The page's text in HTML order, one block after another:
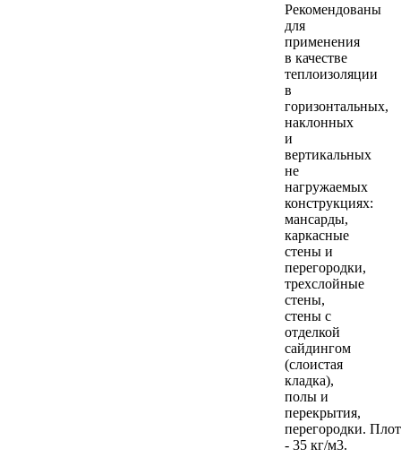
Рекомендованы
для
применения
в качестве
теплоизоляции
в
горизонтальных,
наклонных
и
вертикальных
не
нагружаемых
конструкциях:
мансарды,
каркасные
стены и
перегородки,
трехслойные
стены,
стены с
отделкой
сайдингом
(слоистая
кладка),
полы и
перекрытия,
перегородки.
- 35 кг/м3.